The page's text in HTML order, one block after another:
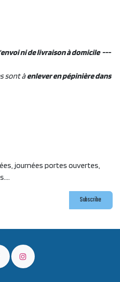
ni de livraison à domicile ---
sont àenlever en pépinière dans
journées portes ouvertes,
Subscribe